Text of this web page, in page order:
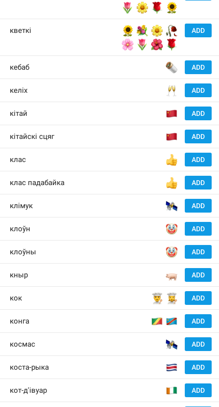
🌷
🌼
🌹
🌻
ADD
🌻
💐
🌼
🥀
🌸
🌷
🌺
🌹
кветкі
ADD
🌯
кебаб
ADD
🥂
келіх
ADD
кітай
ADD
кітайскі сцяг
ADD
👍
клас
ADD
👍
клас падабайка
ADD
🛰
клімук
ADD
🤡
клоўн
ADD
🤡
клоўны
ADD
🐖
кныр
ADD
👨‍🍳
👩‍🍳
кок
ADD
конга
ADD
🛰
космас
ADD
коста-рыка
ADD
кот-д'івуар